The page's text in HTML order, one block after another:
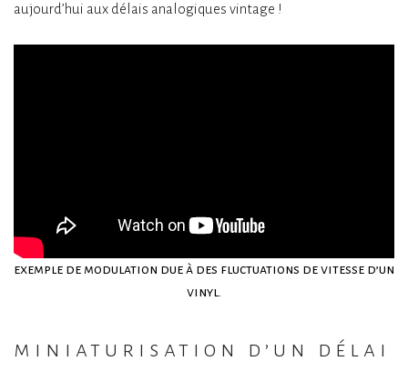
aujourd’hui aux délais analogiques vintage !
exemple de modulation due à des fluctuations de vitesse d’un
vinyl.
miniaturisation d’un délai